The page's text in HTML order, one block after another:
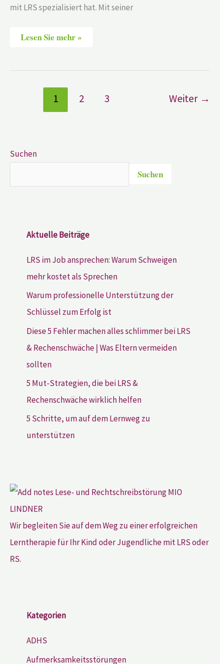
mit LRS spezialisiert hat. Mit seiner
Lesen Sie mehr »
1 2 3 Weiter →
Suchen
Suchen
Aktuelle Beiträge
LRS im Job ansprechen: Warum Schweigen
mehr kostet als Sprechen
Warum professionelle Unterstützung der
Schlüssel zum Erfolg ist
Diese 5 Fehler machen alles schlimmer bei LRS
& Rechenschwäche | Was Eltern vermeiden
sollten
5 Mut-Strategien, die bei LRS &
Rechenschwäche wirklich helfen
5 Schritte, um auf dem Lernweg zu
unterstützen
Wir begleiten Sie auf dem Weg zu einer erfolgreichen
Lerntherapie für Ihr Kind oder Jugendliche mit LRS oder
RS.
Kategorien
ADHS
Aufmerksamkeitsstörungen